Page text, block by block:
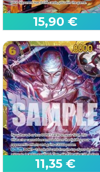
Gol.D.Roger (OP09-118)
(V.1)
OP09 - Emperors in the New
World
15,90 €
11,35 €